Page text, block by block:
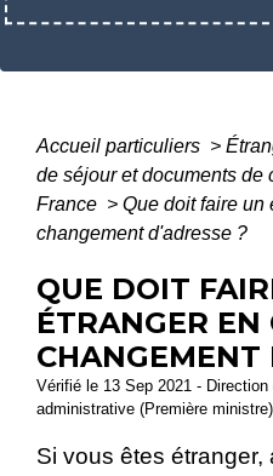
Accueil particuliers >
de séjour et documents de
France > Que doit faire un
changement d'adresse ?
QUE DOIT
ÉTRANGER EN
CHANGEMENT
Vérifié le 13 Sep 2021 -
administrative (Première ministre)
Si vous êtes